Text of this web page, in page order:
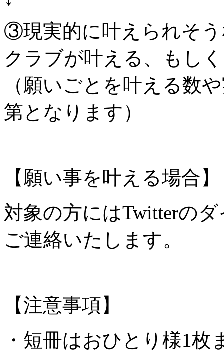
③現実的に叶えられそ
クラブが叶える、もし
（願いごとを叶える数
第となります）
【願い事を叶える場合】
対象の方にはTwitterの
ご連絡いたします。
【注意事項】
・短冊はおひとり様1枚